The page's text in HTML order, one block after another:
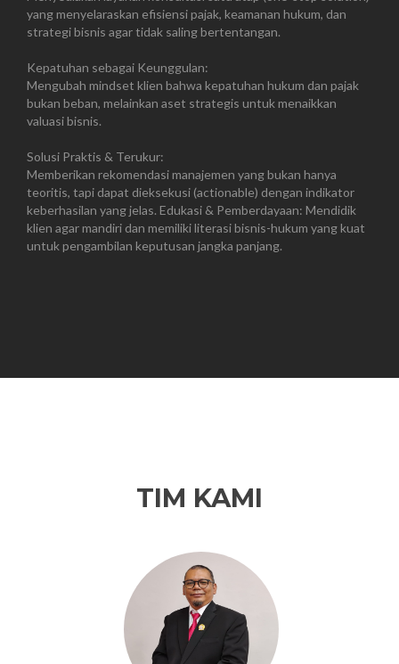
yang menyelaraskan efisiensi pajak, keamanan hukum, dan
strategi bisnis agar tidak saling bertentangan.
Kepatuhan sebagai Keunggulan:
Mengubah mindset klien bahwa kepatuhan hukum dan pajak
bukan beban, melainkan aset strategis untuk menaikkan
valuasi bisnis.
Solusi Praktis & Terukur:
Memberikan rekomendasi manajemen yang bukan hanya
teoritis, tapi dapat dieksekusi (actionable) dengan indikator
keberhasilan yang jelas. Edukasi & Pemberdayaan: Mendidik
klien agar mandiri dan memiliki literasi bisnis-hukum yang kuat
untuk pengambilan keputusan jangka panjang.
TIM KAMI